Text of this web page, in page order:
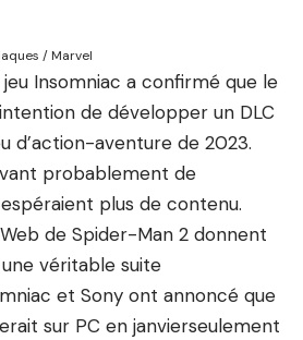
/ Marvel
Insomniac a confirmé que le
de développer un DLC
d’action-aventure de 2023.
probablement de
plus de contenu.
de Spider-Man 2 donnent
une véritable suite
et Sony ont annoncé que
sur PC en janvierseulement